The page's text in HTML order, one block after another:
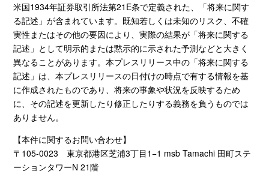
米国1934年証券取引所法第21E条で定義された、「将来に関す
る記述」が含まれています。既知若しくは未知のリスク、不確
実性またはその他の要因により、実際の結果が「将来に関する
記述」として明示的または黙示的に示された予測などと大きく
異なることがあります。本プレスリリース中の「将来に関する
記述」は、本プレスリリースの日付けの時点で有する情報を基
に作成されたものであり、将来の事象や状況を反映するため
に、その記述を更新したり修正したりする義務を負うものでは
ありません。
【本件に関するお問い合わせ】
〒 105-0023 東京都港区芝浦3丁目1 −1 msb Tamachi 田町ステ
ーションタワーN 21階